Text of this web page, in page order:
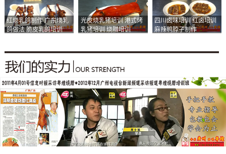
红烧乳鸽制作 广东烧乳
鸽做法 脆皮乳鸽培训
光皮烧乳猪培训 港式烤
乳猪培训 烧腊培训
四川卤味培训 红卤培训
麻辣鸭脖子制作